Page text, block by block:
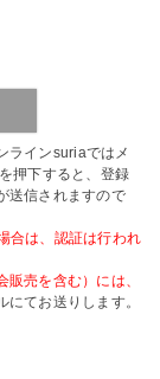
ラインsuriaではメ
押下すると、登録
送信されますので
合は、認証は行われ
売を含む）には、
てお送りします。